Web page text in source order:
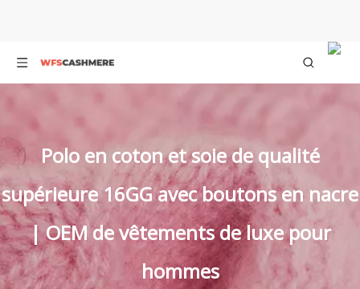
Polo en coton et soie de qualité
supérieure 16GG avec boutons en nacre
| OEM de vêtements de luxe pour
hommes